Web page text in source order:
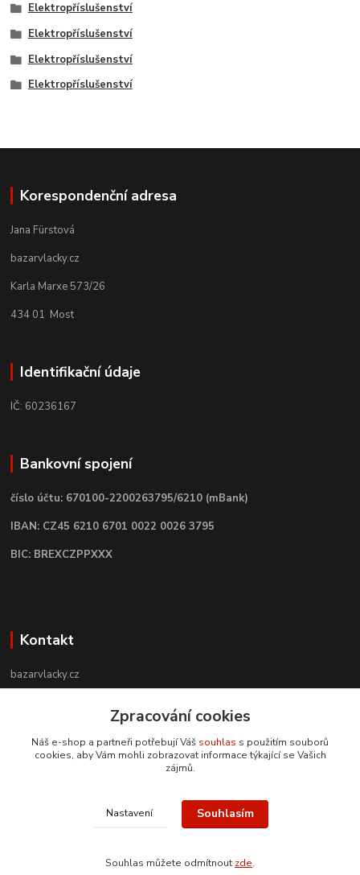
Elektropříslušenství
Elektropříslušenství
Elektropříslušenství
Elektropříslušenství
Korespondenční adresa
Jana Fürstová
bazarvlacky.cz
Karla Marxe 573/26
434 01 Most
Identifikační údaje
IČ: 60236167
Bankovní spojení
číslo účtu: 670100-2200263795/6210 (mBank)
IBAN: CZ45 6210 6701 0022 0026 3795
BIC: BREXCZPPXXX
Kontakt
bazarvlacky.cz
+420 774 141 314
info@bazarvlacky.cz
Zpracování cookies
Náš e-shop a partneři potřebují Váš souhlas s použitím souborů
cookies, aby Vám mohli zobrazovat informace týkající se Vašich
zájmů.
Nastavení Souhlasím
Souhlas můžete odmítnout zde.